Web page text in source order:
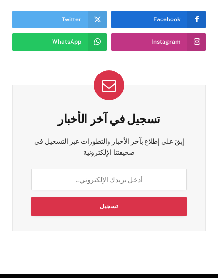
Facebook
Twitter
Instagram
WhatsApp
تسجيل في آخر الأخبار
إبقَ على إطلاع بآخر الأخبار والتطورات عبر التسجيل في
صحيفتنا الإلكترونية